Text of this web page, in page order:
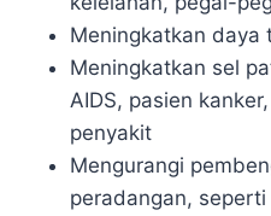
Meningkatkan daya
Meningkatkan sel
AIDS, pasien
penyakit
Mengurangi
peradangan,